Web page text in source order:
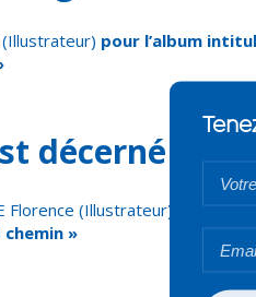
(Illustrateur) pour l’album
décerné à :
Florence (Illustrateur)
pour
»